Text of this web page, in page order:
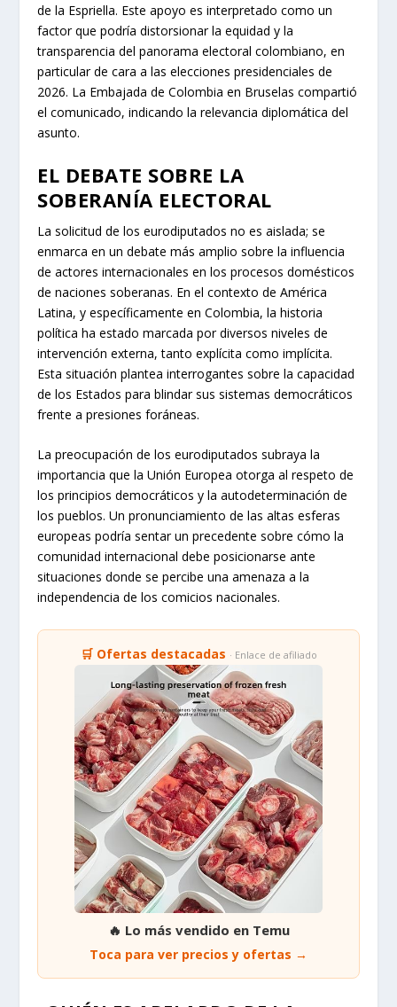
de la Espriella. Este apoyo es interpretado como un
factor que podría distorsionar la equidad y la
transparencia del panorama electoral colombiano, en
particular de cara a las elecciones presidenciales de
2026. La Embajada de Colombia en Bruselas compartió
el comunicado, indicando la relevancia diplomática del
asunto.
EL DEBATE SOBRE LA
SOBERANÍA ELECTORAL
La solicitud de los eurodiputados no es aislada; se
enmarca en un debate más amplio sobre la influencia
de actores internacionales en los procesos domésticos
de naciones soberanas. En el contexto de América
Latina, y específicamente en Colombia, la historia
política ha estado marcada por diversos niveles de
intervención externa, tanto explícita como implícita.
Esta situación plantea interrogantes sobre la capacidad
de los Estados para blindar sus sistemas democráticos
frente a presiones foráneas.
La preocupación de los eurodiputados subraya la
importancia que la Unión Europea otorga al respeto de
los principios democráticos y la autodeterminación de
los pueblos. Un pronunciamiento de las altas esferas
europeas podría sentar un precedente sobre cómo la
comunidad internacional debe posicionarse ante
situaciones donde se percibe una amenaza a la
independencia de los comicios nacionales.
🛒 Ofertas destacadas · Enlace de afiliado
🔥 Lo más vendido en Temu
Toca para ver precios y ofertas →